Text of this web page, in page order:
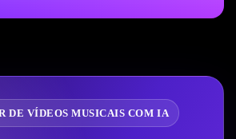
DE VÍDEOS MUSICAIS COM IA